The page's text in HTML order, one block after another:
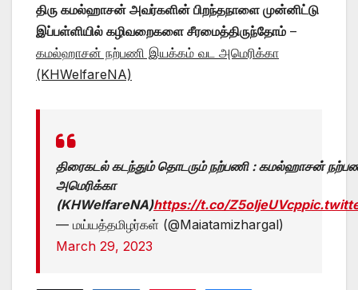
திரு கமல்ஹாசன் அவர்களின் பிறந்தநாளை முன்னிட்டு
இப்பள்ளியில் கழிவறைகளை சீரமைத்திருந்தோம் –
கமல்ஹாசன் நற்பணி இயக்கம் வட அமெரிக்கா
(KHWelfareNA)
திரைகடல் கடந்தும் தொடரும் நற்பணி : கமல்ஹாசன்
அமெரிக்கா
(KHWelfareNA)https://t.co/Z5oIjeUVcp
— மய்யத்தமிழர்கள் (@Maiatamizhargal)
March 29, 2023